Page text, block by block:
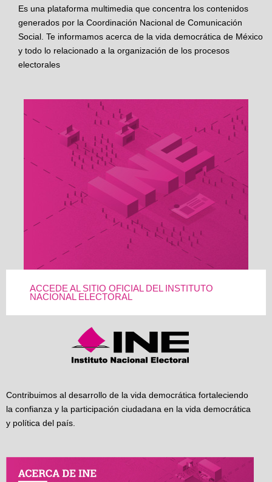
Es una plataforma multimedia que concentra los contenidos
generados por la Coordinación Nacional de Comunicación
Social. Te informamos acerca de la vida democrática de México
y todo lo relacionado a la organización de los procesos
electorales
ACCEDE AL SITIO OFICIAL DEL INSTITUTO
NACIONAL ELECTORAL
Contribuimos al desarrollo de la vida democrática fortaleciendo
la confianza y la participación ciudadana en la vida democrática
y política del país.